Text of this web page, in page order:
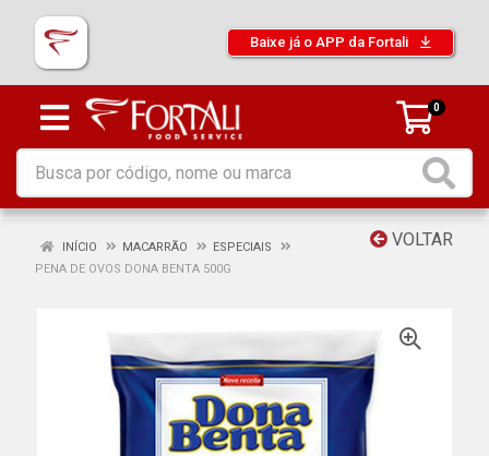
Baixe já o APP da Fortali
0
VOLTAR
INÍCIO MACARRÃO
ESPECIAIS
PENA DE OVOS DONA BENTA 500G